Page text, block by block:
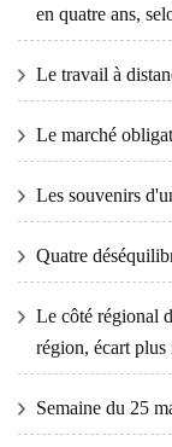
en quatre ans,
Le travail à
Le marché
Les souvenirs
Quatre
Le côté régional
région, écart plus
Semaine du 25